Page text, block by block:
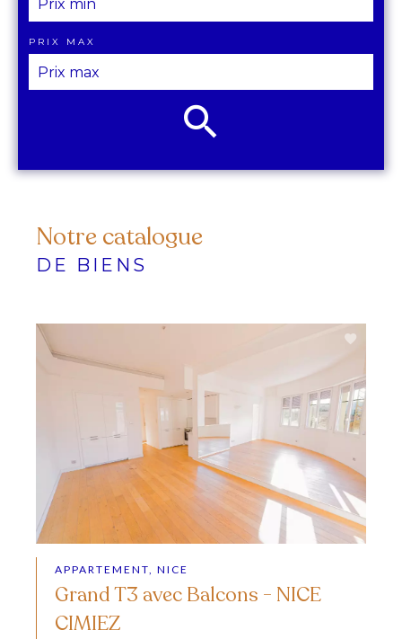
Notre catalogue
DE BIENS
APPARTEMENT, NICE
Grand T3 avec Balcons - NICE
CIMIEZ
PRIX MAX